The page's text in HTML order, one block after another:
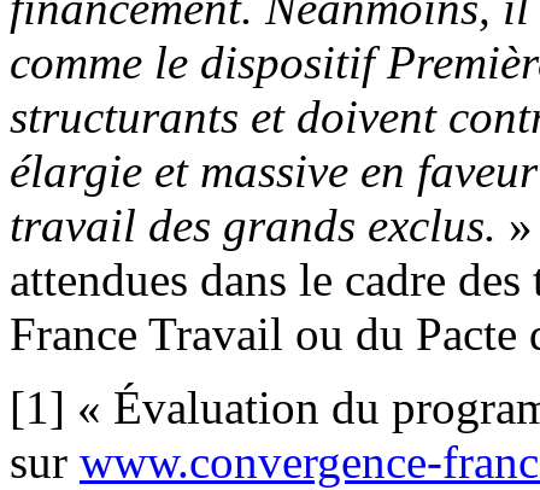
comme le dispositif
structurants et doivent
élargie et massive en
travail des grands exclus.
attendues dans le cadre
France Travail ou du Pacte
[1] « Évaluation du
sur www.convergence-